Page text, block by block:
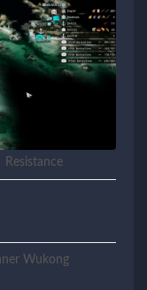
Wukong